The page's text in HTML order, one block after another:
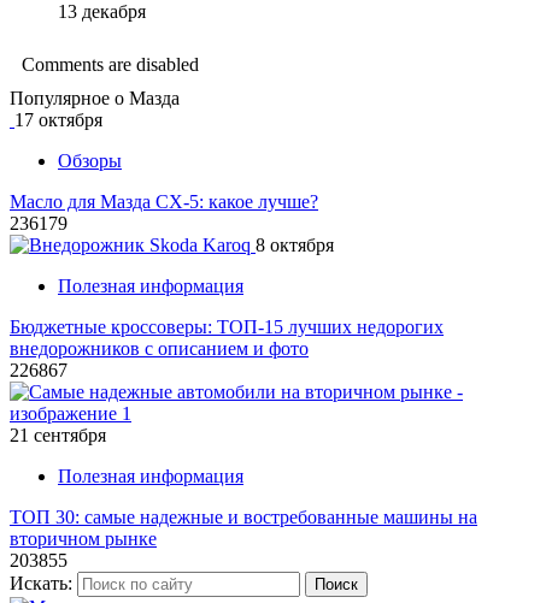
13 декабря
Comments are disabled
Популярное о Мазда
17 октября
Обзоры
Масло для Мазда СХ-5: какое лучше?
236179
8 октября
Полезная информация
Бюджетные кроссоверы: ТОП-15 лучших недорогих
внедорожников с описанием и фото
226867
21 сентября
Полезная информация
ТОП 30: самые надежные и востребованные машины на
вторичном рынке
203855
Искать:
Поиск